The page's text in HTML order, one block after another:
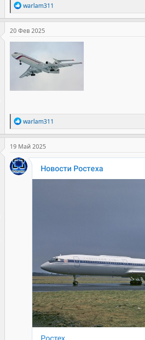
Р
е
а
к
и
:
warlam311
20 Фев 2025
Р
е
а
к
и
и
:
warlam311
19 Май 2025